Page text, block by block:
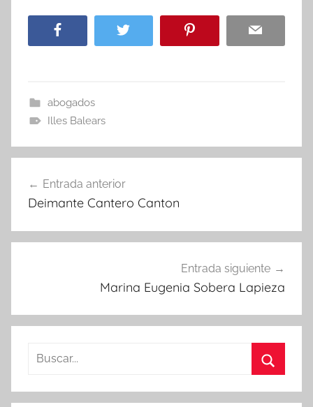
abogados
Illes Balears
de
Entrada anterior
Deimante Cantero Canton
Entrada siguiente
Marina Eugenia Sobera Lapieza
Buscar: